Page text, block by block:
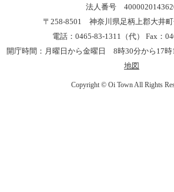
法人番号
〒258-8501 神奈川県足柄上郡大井
電話：0465-83-1311（代） Fax：
開庁時間：月曜日から金曜日 8時30分から17時
地図
Copyright © Oi Town All Rights